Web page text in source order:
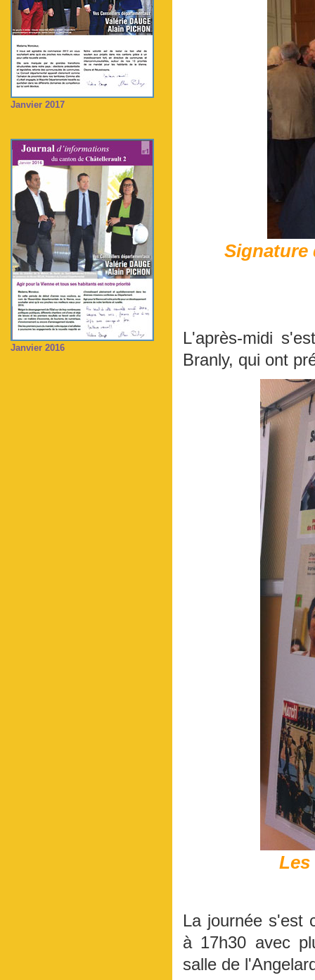
Janvier 2017
Janvier 2016
Signature
L'après-midi
Branly, qui ont
Les
La journée s'est
à 17h30 avec
salle de